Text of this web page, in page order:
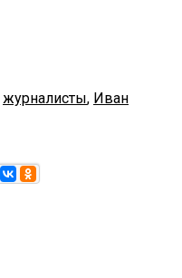
журналисты, Иван